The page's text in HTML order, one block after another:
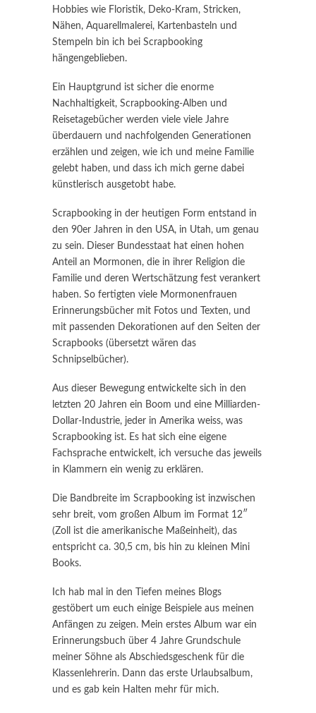
Hobbies wie Floristik, Deko-Kram, Stricken,
Nähen, Aquarellmalerei, Kartenbasteln und
Stempeln bin ich bei Scrapbooking
hängengeblieben.
Ein Hauptgrund ist sicher die enorme
Nachhaltigkeit, Scrapbooking-Alben und
Reisetagebücher werden viele viele Jahre
überdauern und nachfolgenden Generationen
erzählen und zeigen, wie ich und meine Familie
gelebt haben, und dass ich mich gerne dabei
künstlerisch ausgetobt habe.
Scrapbooking in der heutigen Form entstand in
den 90er Jahren in den USA, in Utah, um genau
zu sein. Dieser Bundesstaat hat einen hohen
Anteil an Mormonen, die in ihrer Religion die
Familie und deren Wertschätzung fest verankert
haben. So fertigten viele Mormonenfrauen
Erinnerungsbücher mit Fotos und Texten, und
mit passenden Dekorationen auf den Seiten der
Scrapbooks (übersetzt wären das
Schnipselbücher).
Aus dieser Bewegung entwickelte sich in den
letzten 20 Jahren ein Boom und eine Milliarden-
Dollar-Industrie, jeder in Amerika weiss, was
Scrapbooking ist. Es hat sich eine eigene
Fachsprache entwickelt, ich versuche das jeweils
in Klammern ein wenig zu erklären.
Die Bandbreite im Scrapbooking ist inzwischen
sehr breit, vom großen Album im Format 12″
(Zoll ist die amerikanische Maßeinheit), das
entspricht ca. 30,5 cm, bis hin zu kleinen Mini
Books.
Ich hab mal in den Tiefen meines Blogs
gestöbert um euch einige Beispiele aus meinen
Anfängen zu zeigen. Mein erstes Album war ein
Erinnerungsbuch über 4 Jahre Grundschule
meiner Söhne als Abschiedsgeschenk für die
Klassenlehrerin. Dann das erste Urlaubsalbum,
und es gab kein Halten mehr für mich.